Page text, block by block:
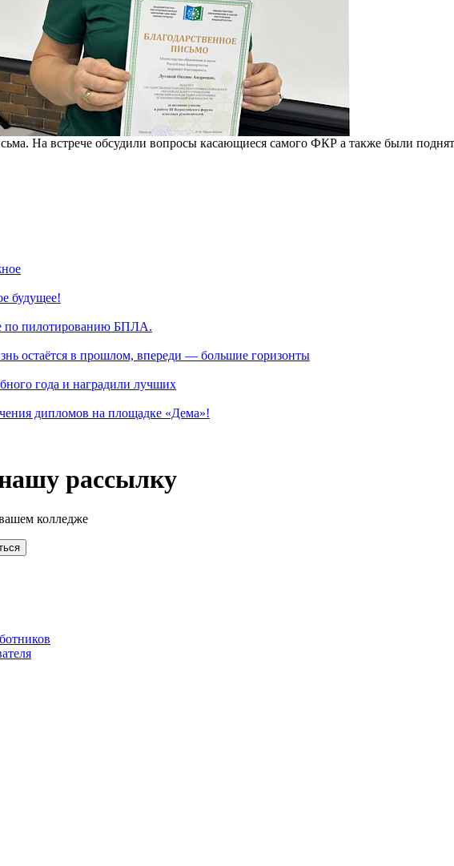
На встрече обсудили вопросы касающиеся самого ФКР а также были
будущее!
по пилотированию БПЛА.
остаётся в прошлом, впереди — большие горизонты
года и наградили лучших
дипломов на площадке «Дема»!
рассылку
колледже